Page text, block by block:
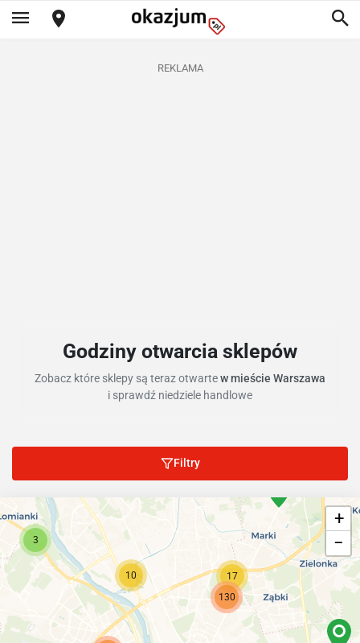
REKLAMA
Godziny otwarcia sklepów
Zobacz które sklepy są teraz otwartew mieście Warszawa
i sprawdź niedziele handlowe
Filtry
130
17
10
3
+
−